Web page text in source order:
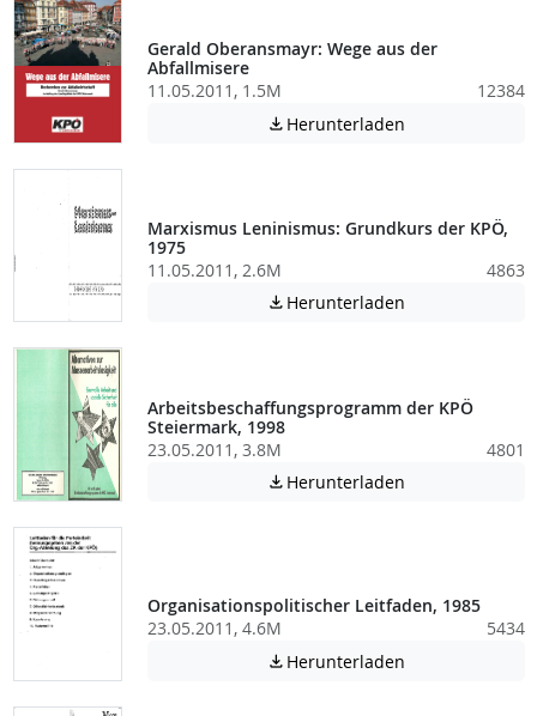
Gerald Oberansmayr: Wege aus der
Abfallmisere
11.05.2011, 1.5M
12384
 Herunterladen
Marxismus Leninismus: Grundkurs der KPÖ,
1975
11.05.2011, 2.6M
4863
 Herunterladen
Arbeitsbeschaffungsprogramm der KPÖ
Steiermark, 1998
23.05.2011, 3.8M
4801
 Herunterladen
Organisationspolitischer Leitfaden, 1985
23.05.2011, 4.6M
5434
 Herunterladen